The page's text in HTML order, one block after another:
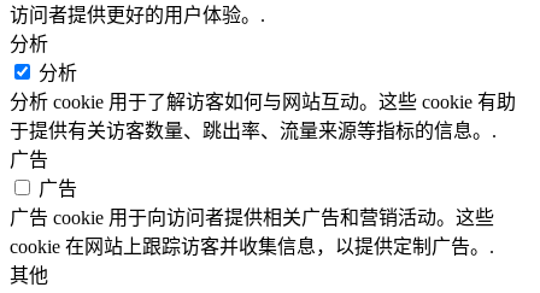
访问者提供更好的用户体验。.
分析
分析
分析 cookie 用于了解访客如何与网站互动。这些 cookie 有助
于提供有关访客数量、跳出率、流量来源等指标的信息。.
广告
广告
广告 cookie 用于向访问者提供相关广告和营销活动。这些
cookie 在网站上跟踪访客并收集信息，以提供定制广告。.
其他